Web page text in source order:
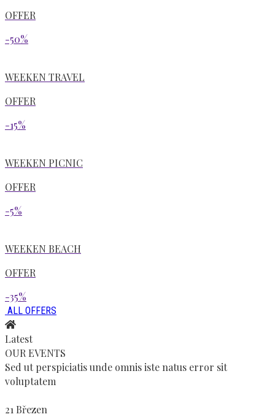
OFFER
-50%
WEEKEN TRAVEL
OFFER
-15%
WEEKEN PICNIC
OFFER
-5%
WEEKEN BEACH
OFFER
-35%
ALL OFFERS
Latest
OUR EVENTS
Sed ut perspiciatis unde omnis iste natus error sit
voluptatem
21 Březen